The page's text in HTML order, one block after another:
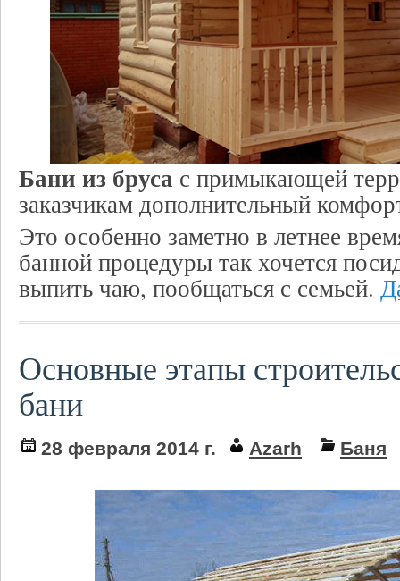
Бани из бруса с примыкающей
заказчикам дополнительный
Это особенно заметно в летнее
банной процедуры так хочется
выпить чаю, пообщаться с семьей.
Основные этапы
бани
28 февраля 2014 г. Azarh Баня